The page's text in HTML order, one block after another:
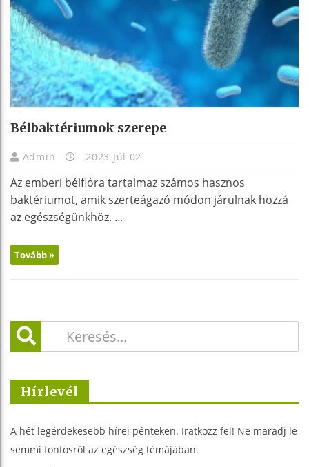
Bélbaktériumok szerepe
Admin 2023 Júl 02
Az emberi bélflóra tartalmaz számos hasznos
baktériumot, amik szerteágazó módon járulnak hozzá
az egészségünkhöz. ...
Tovább »
Hírlevél
A hét legérdekesebb hírei pénteken. Iratkozz fel! Ne maradj le
semmi fontosról az egészség témájában.